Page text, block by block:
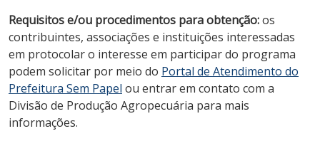
Requisitos e/ou procedimentos para obtenção:os
contribuintes, associações e instituições interessadas
em protocolar o interesse em participar do programa
podem solicitar por meio do Portal de Atendimento do
Prefeitura Sem Papel ou entrar em contato com a
Divisão de Produção Agropecuária para mais
informações.